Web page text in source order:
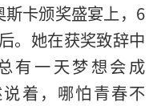
卡颁奖盛宴上，6
。她在获奖致辞中
有一天梦想会成
着，哪怕青春不